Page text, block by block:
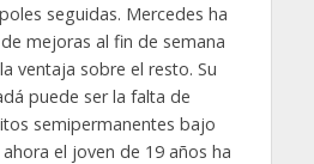
seguidas. Mercedes ha
mejoras al fin de semana
ventaja sobre el resto. Su
puede ser la falta de
semipermanentes bajo
el joven de 19 años ha